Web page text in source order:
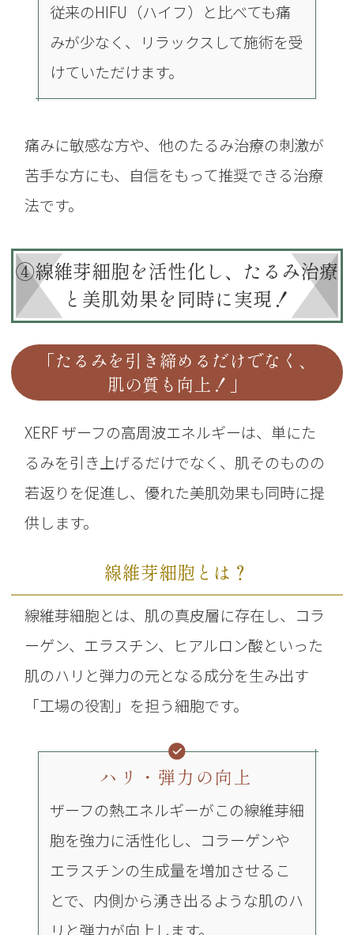
従来のHIFU（ハイフ）と比べても痛
みが少なく、リラックスして施術を受
けていただけます。
痛みに敏感な方や、他のたるみ治療の刺激が
苦手な方にも、自信をもって推奨できる治療
法です。
④線維芽細胞を活性化し、たるみ治療
と美肌効果を同時に実現！
「たるみを引き締めるだけでなく、
肌の質も向上！」
XERF ザーフの高周波エネルギーは、単にた
るみを引き上げるだけでなく、 肌そのものの
若返りを促進し、優れた美肌効果も同時に提
供します。
線維芽細胞とは？
線維芽細胞とは、肌の真皮層に存在し、コラ
ーゲン、エラスチン、ヒアルロン酸といった
肌のハリと弾力の元となる成分を生み出す
「工場の役割」を担う細胞です。
ハリ・弾力の向上
ザーフの熱エネルギーがこの線維芽細
胞を強力に活性化し、コラーゲンや
エラスチンの生成量を増加させるこ
とで、内側から湧き出るような肌のハ
リと弾力が向上します。